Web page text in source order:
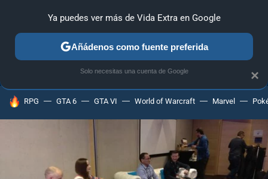
ANÁLISIS GUÍAS Y TRUCOS PC SONY NINTENDO
HOY SE HABLA DE
RPG GTA 6 GTA VI World of Warcraft Marvel
×
Ya puedes ver más de Vida Extra en Google
Añádenos como fuente preferida
Solo necesitas una cuenta de Google